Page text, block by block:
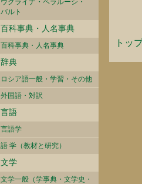
ウクライナ・ベラルーシ・
バルト
百科事典・人名事典
百科事典・人名事典
辞典
ロシア語一般・学習・その他
外国語・対訳
言語
言語学
語 学（教材と研究）
文学
文学一般（学事典・文学史・
トッ